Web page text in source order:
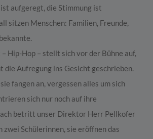
aufgeregt, die Stimmung ist
sitzen Menschen: Familien, Freunde,
Hip-Hop – stellt sich vor der Bühne auf,
die Aufregung ins Gesicht geschrieben.
fangen an, vergessen alles um sich
sich nur noch auf ihre
betritt unser Direktor Herr Pellkofer
zwei Schülerinnen, sie eröffnen das